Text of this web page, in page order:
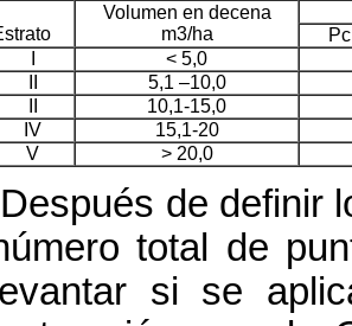
Volumen en decena
m3/ha
< 5,0
5,1 –10,0
10,1-15,0
IV
15,1-20
V
> 20,0
Después de definir
total de
levantar si se